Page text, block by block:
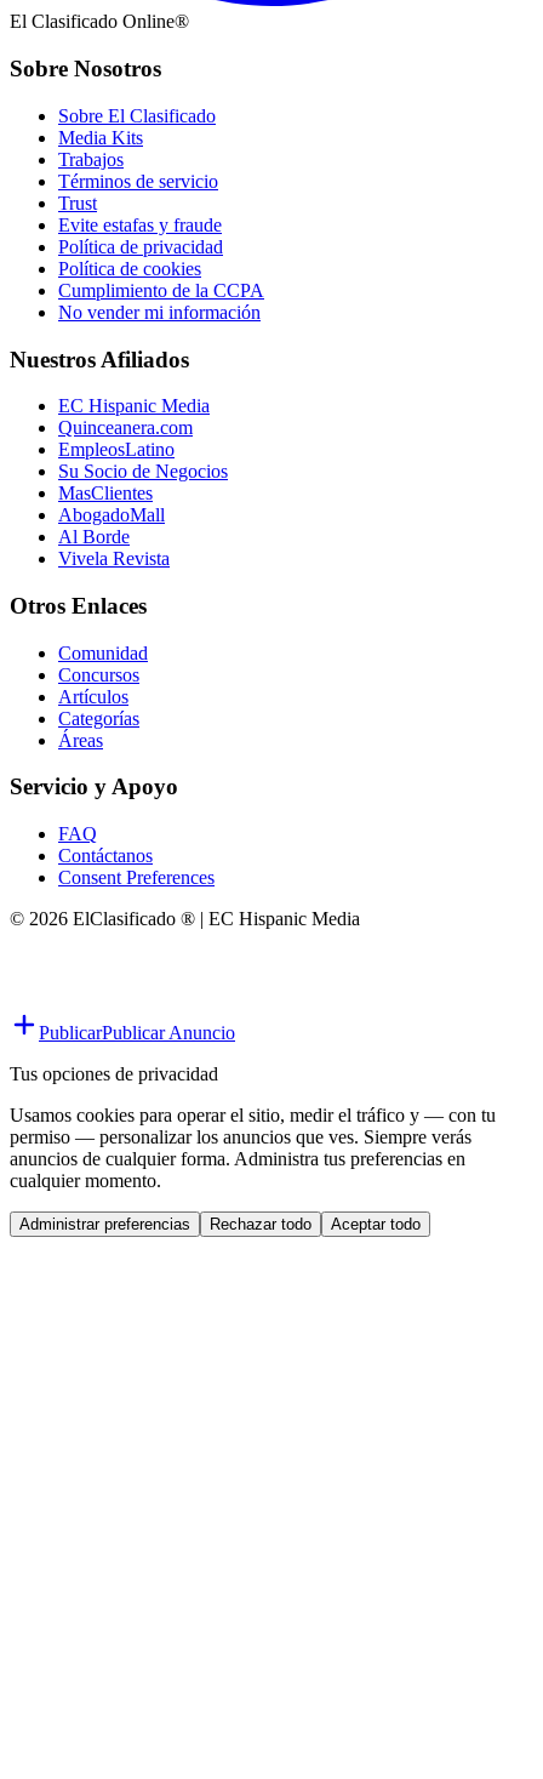
El Clasificado Online®
Sobre Nosotros
Sobre El Clasificado
Media Kits
Trabajos
Términos de servicio
Trust
Evite estafas y fraude
Política de privacidad
Política de cookies
Cumplimiento de la CCPA
No vender mi información
Nuestros Afiliados
EC Hispanic Media
Quinceanera.com
EmpleosLatino
Su Socio de Negocios
MasClientes
AbogadoMall
Al Borde
Vivela Revista
Otros Enlaces
Comunidad
Concursos
Artículos
Categorías
Áreas
Servicio y Apoyo
FAQ
Contáctanos
Consent Preferences
© 2026 ElClasificado ® | EC Hispanic Media
PublicarPublicar Anuncio
Tus opciones de privacidad
Usamos cookies para operar el sitio, medir el tráfico y — con tu
permiso — personalizar los anuncios que ves. Siempre verás
anuncios de cualquier forma. Administra tus preferencias en
cualquier momento.
Administrar preferencias Rechazar todo Aceptar todo